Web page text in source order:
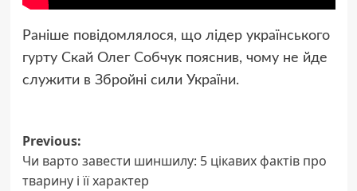
Раніше повідомлялося, що лідер українського
гурту Скай Олег Собчук пояснив, чому не йде
служити в Збройні сили України.
Post
navigation
Previous:
Чи варто завести шиншилу: 5 цікавих фактів про
тварину і її характер